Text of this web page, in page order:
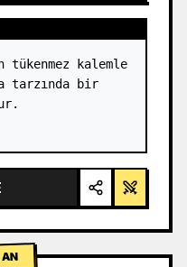
kalemle
tarzında bir